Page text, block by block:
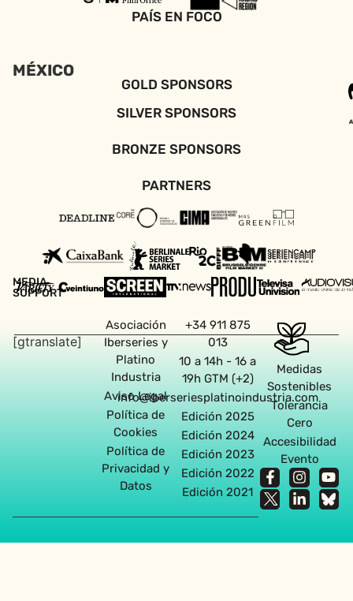
PAÍS EN FOCO
MÉXICO
GOLD SPONSORS
SILVER SPONSORS
BRONZE SPONSORS
PARTNERS
MEDIA
SUPPORT
[gtranslate]
Asociación
Iberseries y
Platino
Industria
Aviso Legal
Política de
Cookies
Política de
Privacidad y
Datos
+34 911 875
013
10 a 14h - 16 a
19h GTM (+2)
info@iberseriesplatinoindustria.com
Edición 2025
Edición 2024
Edición 2023
Edición 2022
Edición 2021
Medidas
Sostenibles
Tolerancia
Cero
Accesibilidad
Evento